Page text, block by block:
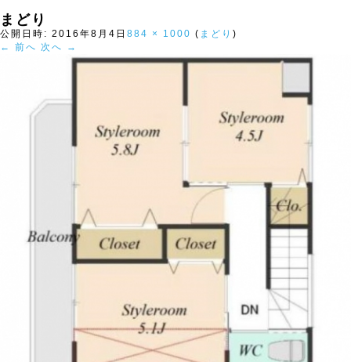
まどり
公開日時: 2016年8月4日 884 × 1000 ( まどり )
← 前へ 次へ →